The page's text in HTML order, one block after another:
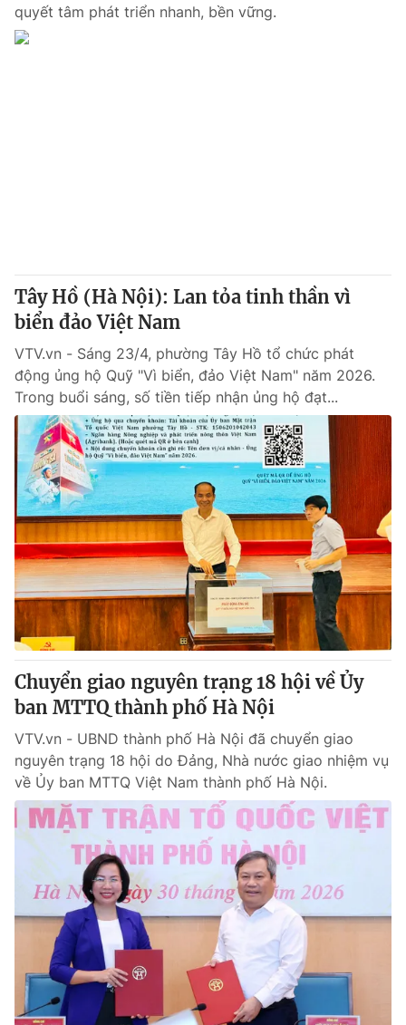
Liên hệ quảng cáo:024-7300.7108
thuận bằng văn bản. Ghi rõ nguồn VTV.vn khi phát hành lại
thông tin từ website này.
quyết tâm phát triển nhanh, bền vững.
Tây Hồ (Hà Nội): Lan tỏa tinh thần vì
biển đảo Việt Nam
VTV.vn - Sáng 23/4, phường Tây Hồ tổ chức phát
động ủng hộ Quỹ "Vì biển, đảo Việt Nam" năm 2026.
Trong buổi sáng, số tiền tiếp nhận ủng hộ đạt...
Chuyển giao nguyên trạng 18 hội về Ủy
ban MTTQ thành phố Hà Nội
VTV.vn - UBND thành phố Hà Nội đã chuyển giao
nguyên trạng 18 hội do Đảng, Nhà nước giao nhiệm vụ
về Ủy ban MTTQ Việt Nam thành phố Hà Nội.